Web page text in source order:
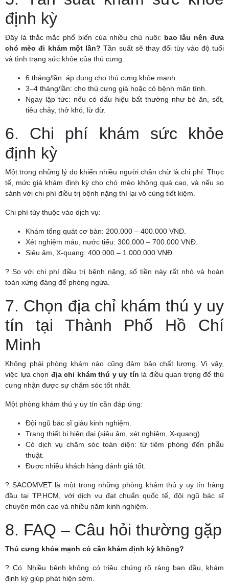
định kỳ
Đây là thắc mắc phổ biến của nhiều chủ nuôi: bao lâu nên đưa
chó mèo đi khám một lần? Tần suất sẽ thay đổi tùy vào độ tuổi
và tình trạng sức khỏe của thú cưng.
6 tháng/lần: áp dụng cho thú cưng khỏe mạnh.
3–4 tháng/lần: cho thú cưng già hoặc có bệnh mãn tính.
Ngay lập tức: nếu có dấu hiệu bất thường như bỏ ăn, sốt,
tiêu chảy, thở khó, lừ đừ.
6. Chi phí khám sức khỏe
định kỳ
Một trong những lý do khiến nhiều người chần chừ là chi phí. Thực
tế, mức giá khám định kỳ cho chó mèo không quá cao, và nếu so
sánh với chi phí điều trị bệnh nặng thì lại vô cùng tiết kiệm.
Chi phí tùy thuộc vào dịch vụ:
Khám tổng quát cơ bản: 200.000 – 400.000 VNĐ.
Xét nghiệm máu, nước tiểu: 300.000 – 700.000 VNĐ.
Siêu âm, X-quang: 400.000 – 1.000.000 VNĐ.
? So với chi phí điều trị bệnh nặng, số tiền này rất nhỏ và hoàn
toàn xứng đáng để phòng ngừa.
7. Chọn địa chỉ khám thú y uy
tín tại Thành Phố Hồ Chí
Minh
Không phải phòng khám nào cũng đảm bảo chất lượng. Vì vậy,
việc lựa chọn địa chỉ khám thú y uy tín là điều quan trọng để thú
cưng nhận được sự chăm sóc tốt nhất.
Một phòng khám thú y uy tín cần đáp ứng:
Đội ngũ bác sĩ giàu kinh nghiệm.
Trang thiết bị hiện đại (siêu âm, xét nghiệm, X-quang).
Có dịch vụ chăm sóc toàn diện: từ tiêm phòng đến phẫu
thuật.
Được nhiều khách hàng đánh giá tốt.
? SACOMVET là một trong những phòng khám thú y uy tín hàng
đầu tại TP.HCM, với dịch vụ đạt chuẩn quốc tế, đội ngũ bác sĩ
chuyên môn cao và nhiều năm kinh nghiệm.
8. FAQ – Câu hỏi thường gặp
Thú cưng khỏe mạnh có cần khám định kỳ không?
? Có. Nhiều bệnh không có triệu chứng rõ ràng ban đầu, khám
định kỳ giúp phát hiện sớm.